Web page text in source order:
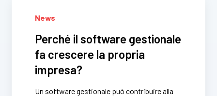
News
Perché il software gestionale
fa crescere la propria
impresa?
Un software gestionale può contribuire alla